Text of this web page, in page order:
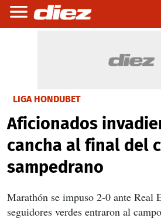
LIGA HONDUBET
Aficionados
cancha al final del
sampedrano
Marathón se impuso 2-0 ante Real
seguidores verdes entraron al